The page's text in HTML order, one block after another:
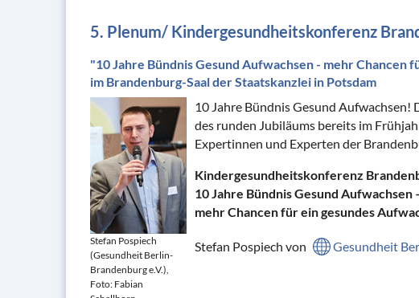
5. Plenum/ Kindergesundheitskonferenz
"10 Jahre Bündnis Gesund Aufwachsen - mehr Chancen
im Brandenburg-Saal der Staatskanzlei in Potsdam
Stefan Pospiech
(Gesundheit Berlin-
Brandenburg e.V.),
Foto: Fabian
10 Jahre Bündnis Gesund Aufwachsen!
des runden Jubiläums bereits im
Expertinnen und Experten der
Kindergesundheitskonferenz
10 Jahre Bündnis Gesund Aufwachsen
mehr Chancen für ein gesundes
Stefan Pospiech von Gesundheit